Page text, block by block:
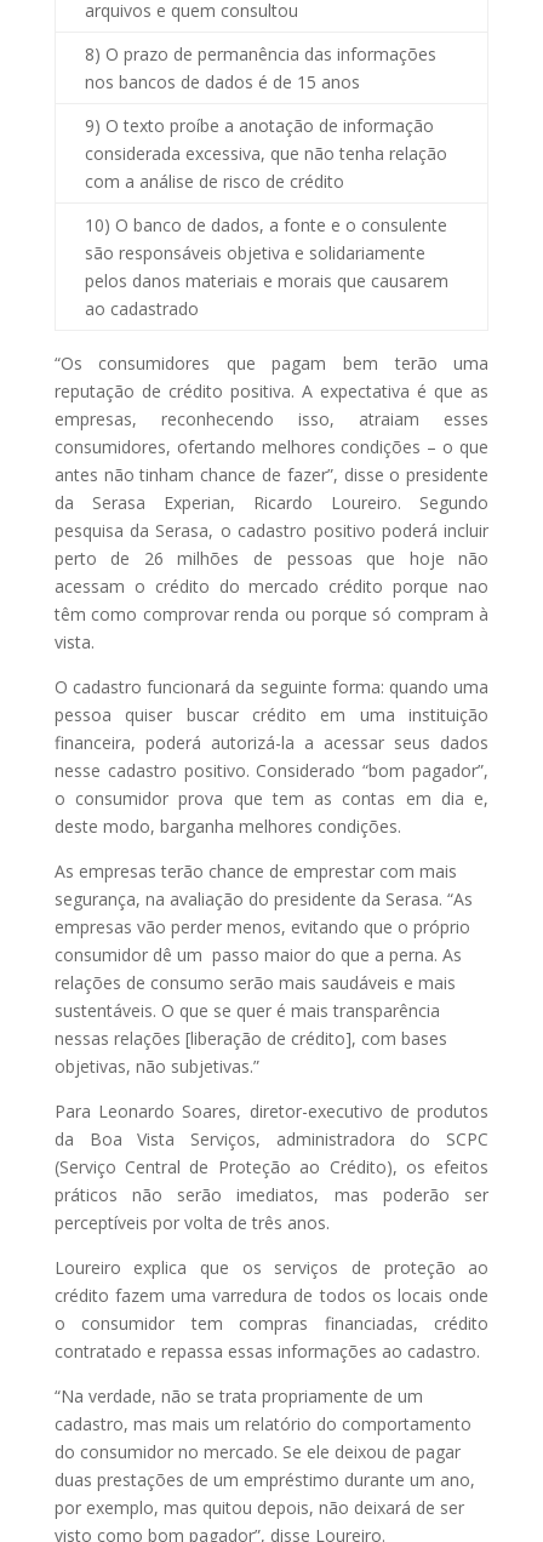
arquivos e quem consultou
8) O prazo de permanência das informações
nos bancos de dados é de 15 anos
9) O texto proíbe a anotação de informação
considerada excessiva, que não tenha relação
com a análise de risco de crédito
10) O banco de dados, a fonte e o consulente
são responsáveis objetiva e solidariamente
pelos danos materiais e morais que causarem
ao cadastrado
“Os consumidores que pagam bem terão uma
reputação de crédito positiva. A expectativa é que as
empresas, reconhecendo isso, atraiam esses
consumidores, ofertando melhores condições – o que
antes não tinham chance de fazer”, disse o presidente
da Serasa Experian, Ricardo Loureiro. Segundo
pesquisa da Serasa, o cadastro positivo poderá incluir
perto de 26 milhões de pessoas que hoje não
acessam o crédito do mercado crédito porque nao
têm como comprovar renda ou porque só compram à
vista.
O cadastro funcionará da seguinte forma: quando uma
pessoa quiser buscar crédito em uma instituição
financeira, poderá autorizá-la a acessar seus dados
nesse cadastro positivo. Considerado “bom pagador”,
o consumidor prova que tem as contas em dia e,
deste modo, barganha melhores condições.
As empresas terão chance de emprestar com mais
segurança, na avaliação do presidente da Serasa. “As
empresas vão perder menos, evitando que o próprio
consumidor dê um passo maior do que a perna. As
relações de consumo serão mais saudáveis e mais
sustentáveis. O que se quer é mais transparência
nessas relações [liberação de crédito], com bases
objetivas, não subjetivas.”
Para Leonardo Soares, diretor-executivo de produtos
da Boa Vista Serviços, administradora do SCPC
(Serviço Central de Proteção ao Crédito), os efeitos
práticos não serão imediatos, mas poderão ser
perceptíveis por volta de três anos.
Loureiro explica que os serviços de proteção ao
crédito fazem uma varredura de todos os locais onde
o consumidor tem compras financiadas, crédito
contratado e repassa essas informações ao cadastro.
“Na verdade, não se trata propriamente de um
cadastro, mas mais um relatório do comportamento
do consumidor no mercado. Se ele deixou de pagar
duas prestações de um empréstimo durante um ano,
por exemplo, mas quitou depois, não deixará de ser
visto como bom pagador”, disse Loureiro.